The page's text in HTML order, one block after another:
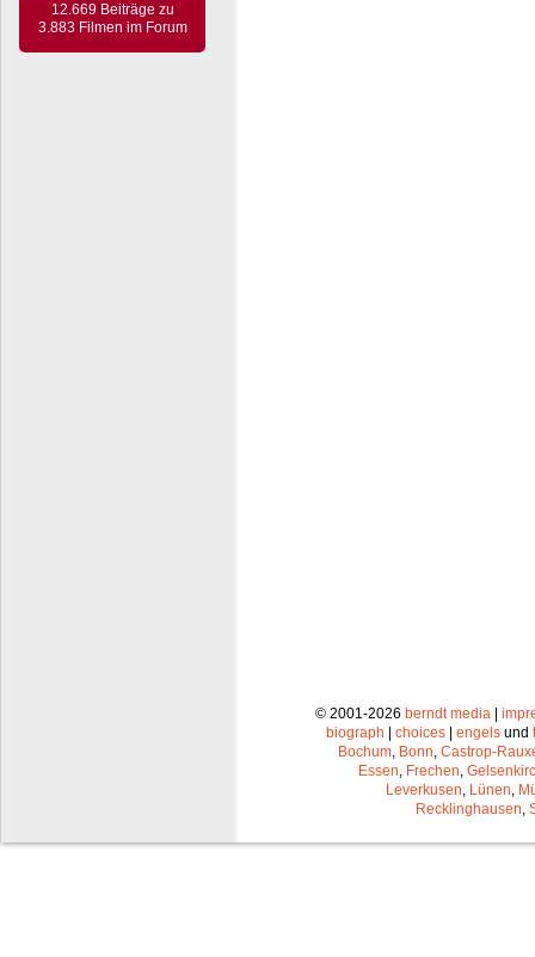
12.669 Beiträge zu
3.883 Filmen im Forum
© 2001-2026 berndt media |
biograph | choices | engels und
Bochum Bonn Castrop-
Essen Frechen
Leverkusen Lünen
Recklinghausen